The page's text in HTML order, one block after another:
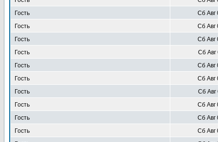
Гость
Сб Авг
Гость
Сб Авг
Гость
Сб Авг
Гость
Сб Авг
Гость
Сб Авг
Гость
Сб Авг
Гость
Сб Авг
Гость
Сб Авг
Гость
Сб Авг
Гость
Сб Авг